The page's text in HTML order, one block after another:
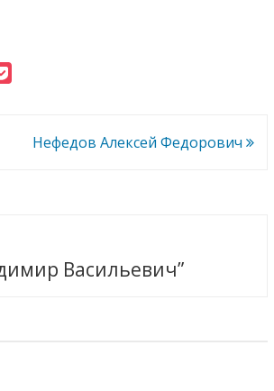
Нефедов Алексей Федорович
Васильевич”